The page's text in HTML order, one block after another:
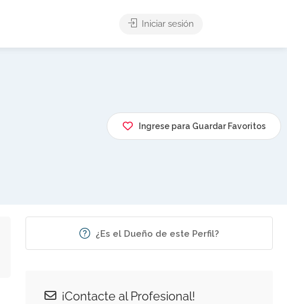
Iniciar sesión
Ingrese para Guardar Favoritos
¿Es el Dueño de este Perfil?
¡Contacte al Profesional!